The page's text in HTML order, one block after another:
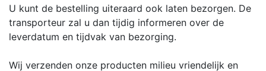
U kunt de bestelling uiteraard ook laten bezorgen. De
transporteur zal u dan tijdig informeren over de
leverdatum en tijdvak van bezorging.
Wij verzenden onze producten milieu vriendelijk en